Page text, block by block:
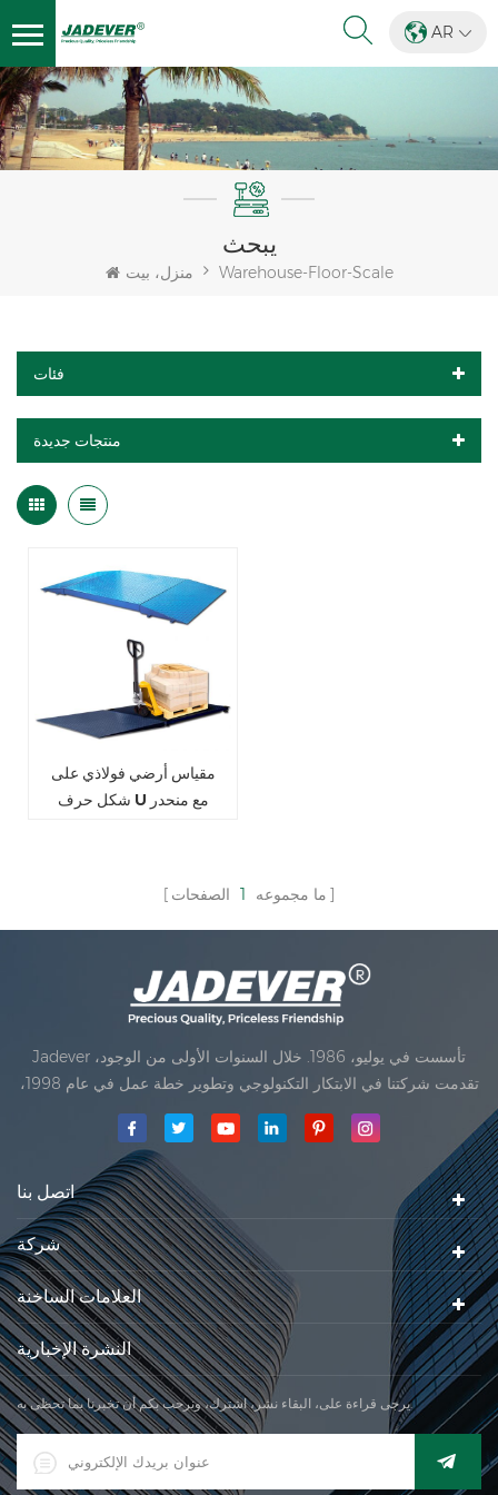
AR
يبحث
منزل، بيت Warehouse-Floor-Scale
فئات
منتجات جديدة
مقياس أرضي فولاذي على
شكل حرف U مع منحدر
ما مجموعه 1 الصفحات
Jadever تأسست في يوليو، 1986. خلال السنوات الأولى من الوجود،
تقدمت شركتنا في الابتكار التكنولوجي وتطوير خطة عمل في عام 1998،
حققت شركتنا هدف الجودة الرئيسية، متى تلقت أول منتجاتنا موافقة من
مقياس المحدودةكان تأسيس تقع من
اتصل بنا
شركة
العلامات الساخنة
النشرة الإخبارية
يرجى قراءة على، البقاء نشر، اشترك، ونرحب بكم أن تخبرنا بما تحظى به.